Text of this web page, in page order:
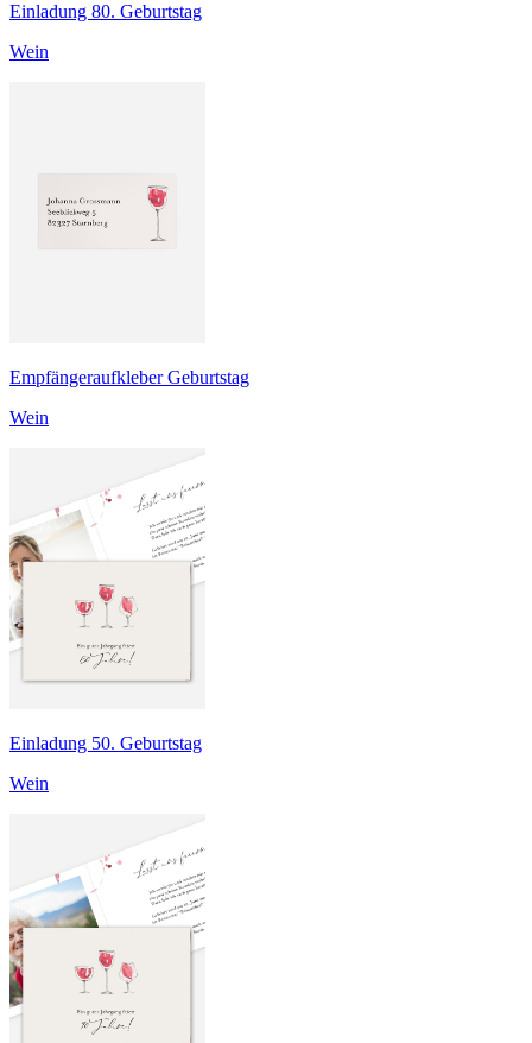
Einladung 80. Geburtstag
Wein
Empfängeraufkleber Geburtstag
Wein
Einladung 50. Geburtstag
Wein